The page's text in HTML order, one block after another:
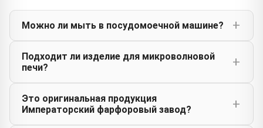
Можно ли мыть в посудомоечной машине?
Подходит ли изделие для микроволновой
печи?
Это оригинальная продукция
Императорский фарфоровый завод?